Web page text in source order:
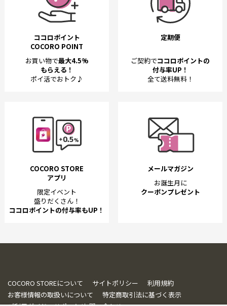
ココロポイント
COCORO POINT
お買い物で最大4.5%
もらえる！
ポイ活でおトク♪
定期便
ご契約でココロポイントの
付与率UP！
全て送料無料！
COCORO STORE
アプリ
限定イベント
盛りだくさん！
ココロポイントの付与率もUP！
メールマガジン
お誕生月に
クーポンプレゼント
COCORO STOREについて サイトポリシー
利用規約
お客様情報の取扱いについて
特定商取引法に基づく表示